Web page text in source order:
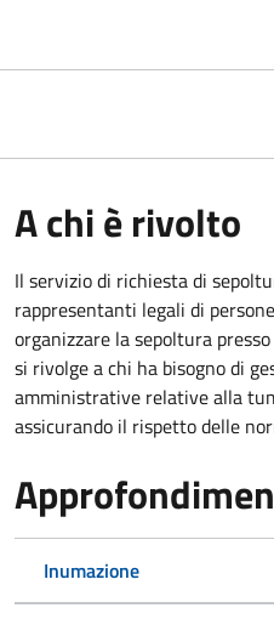
A chi è rivolto
Il servizio di richiesta di
rappresentanti legali di
organizzare la sepoltura
si rivolge a chi ha bisogno di
amministrative relative alla
assicurando il rispetto delle
Inumazione